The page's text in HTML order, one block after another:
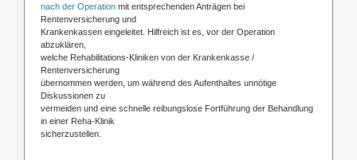
nach der Operation mit entsprechenden Anträgen bei
Rentenversicherung und
Krankenkassen eingeleitet. Hilfreich ist es, vor der Operation
abzuklären,
welche Rehabilitations-Kliniken von der Krankenkasse /
Rentenversicherung
übernommen werden, um während des Aufenthaltes unnötige
Diskussionen zu
vermeiden und eine schnelle reibungslose Fortführung der Behandlung
in einer Reha-Klinik
sicherzustellen.